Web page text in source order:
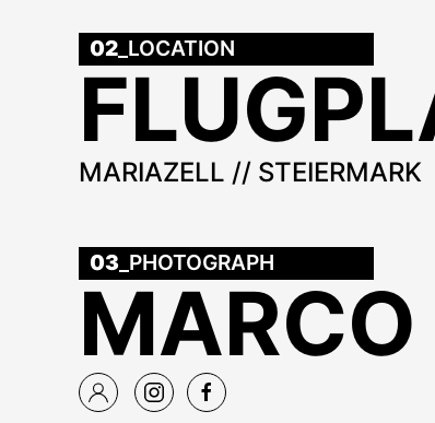
02 _LOCATION
MARIAZELL // STEIERMARK
03 _PHOTOGRAPH
MARCO